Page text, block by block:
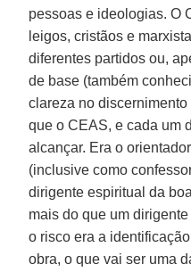
pessoas e ideologias. O
leigos, cristãos e
diferentes partidos ou,
de base (também
clareza no
que o CEAS, e cada um
alcançar. Era o
(inclusive como
dirigente espiritual da
mais do que um
o risco era a
obra, o que vai ser uma